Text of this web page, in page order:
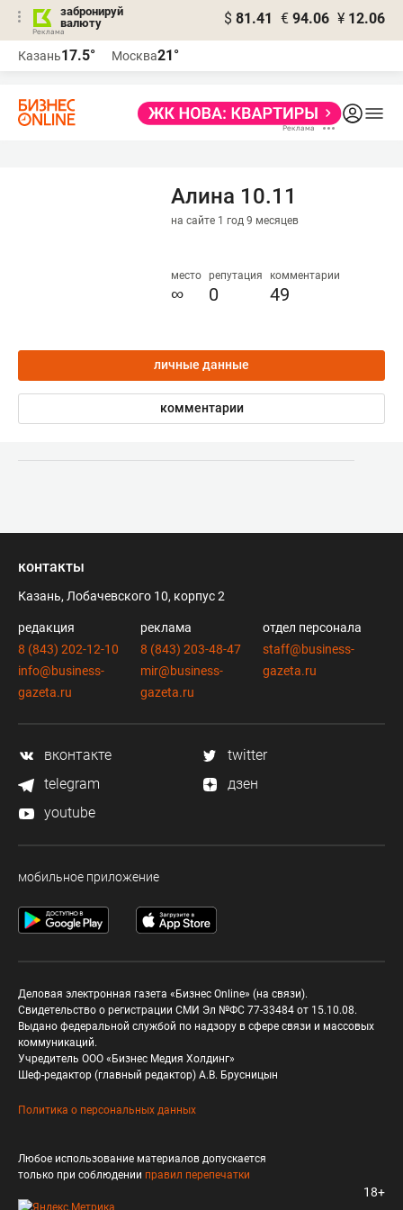
забронируй
валюту
$ 81.41 € 94.06 ¥ 12.06
Казань17.5° Москва21°
Алина 10.11
на сайте 1 год 9 месяцев
место
∞
репутация
0
комментарии
49
личные данные
комментарии
контакты
Казань, Лобачевского 10, корпус 2
редакция
8 (843) 202-12-10
info@business-
gazeta.ru
реклама
8 (843) 203-48-47
mir@business-
gazeta.ru
отдел персонала
staff@business-
gazeta.ru
вконтакте
twitter
telegram
дзен
youtube
мобильное приложение
Деловая электронная газета «Бизнес Online» (на связи).
Свидетельство о регистрации СМИ Эл №ФС 77-33484 от 15.10.08.
Выдано федеральной службой по надзору в сфере связи и массовых
коммуникаций.
Учредитель ООО «Бизнес Медия Холдинг»
Шеф-редактор (главный редактор) А.В. Брусницын
Политика о персональных данных
Любое использование материалов допускается
только при соблюдении правил перепечатки
18+